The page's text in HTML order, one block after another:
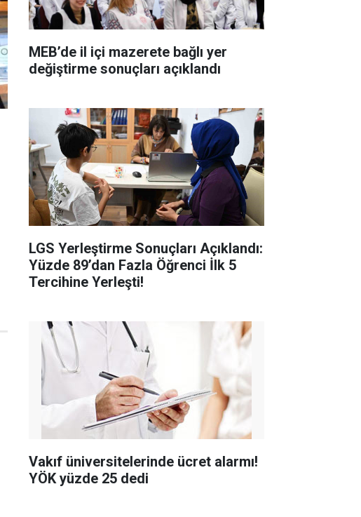
MEB’de il içi mazerete bağlı yer
değiştirme sonuçları açıklandı
LGS Yerleştirme Sonuçları Açıklandı:
Yüzde 89’dan Fazla Öğrenci İlk 5
Tercihine Yerleşti!
Vakıf üniversitelerinde ücret alarmı!
YÖK yüzde 25 dedi